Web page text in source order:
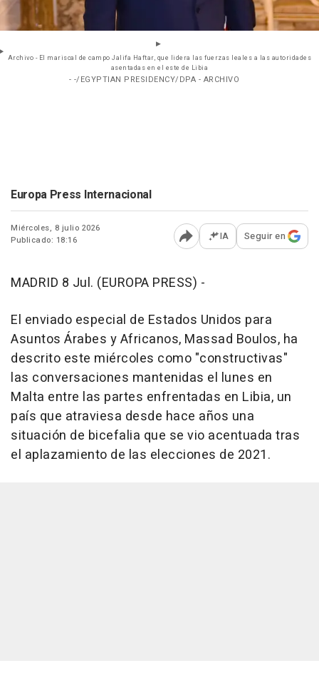
Archivo - El mariscal de campo Jalifa Haftar, que lidera las fuerzas leales a las autoridades
asentadas en el este de Libia
- -/EGYPTIAN PRESIDENCY/DPA - ARCHIVO
Europa Press Internacional
Miércoles, 8 julio 2026
Publicado: 18:16
Abrir opciones para
IA Seguir en
MADRID 8 Jul. (EUROPA PRESS) -
El enviado especial de Estados Unidos para
Asuntos Árabes y Africanos, Massad Boulos, ha
descrito este miércoles como "constructivas"
las conversaciones mantenidas el lunes en
Malta entre las partes enfrentadas en Libia, un
país que atraviesa desde hace años una
situación de bicefalia que se vio acentuada tras
el aplazamiento de las elecciones de 2021.